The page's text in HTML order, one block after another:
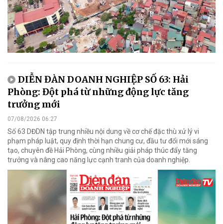
DIỄN ĐÀN DOANH NGHIỆP SỐ 63: Hải
Phòng: Đột phá từ những động lực tăng
trưởng mới
07/08/2026 06:27
Số 63 DĐDN tập trung nhiều nội dung về cơ chế đặc thù xử lý vi
phạm pháp luật, quy định thời hạn chung cư, đầu tư đổi mới sáng
tạo, chuyên đề Hải Phòng, cùng nhiều giải pháp thúc đẩy tăng
trưởng và nâng cao năng lực cạnh tranh của doanh nghiệp.